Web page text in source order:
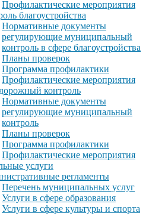
Профилактические мероприятия
благоустройства
Нормативные документы
регулирующие муниципальный
контроль в сфере благоустройства
Планы проверок
Программа профилактики
Профилактические мероприятия
контроль
Нормативные документы
регулирующие муниципальный
контроль
Планы проверок
Программа профилактики
Профилактические мероприятия
услуги
регламенты
Перечень муниципальных услуг
Услуги в сфере образования
Услуги в сфере культуры и спорта